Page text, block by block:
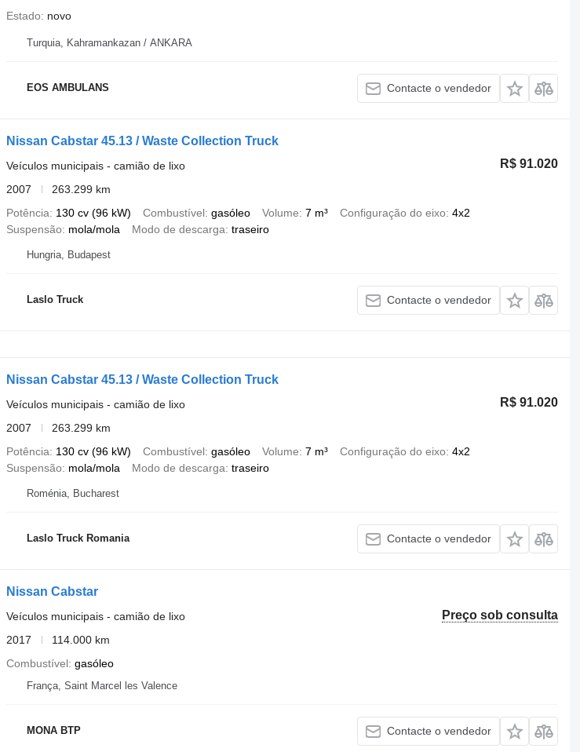
Estado
novo
Turquia, Kahramankazan / ANKARA
EOS AMBULANS Contacte o vendedor
Nissan Cabstar 45.13 / Waste Collection Truck
R$ 91.020
Veículos municipais - camião de lixo
2007
263.299 km
Potência
130 cv (96 kW) Combustível gasóleo Volume 7 m³ Configuração do eixo 4x2
Suspensão
mola/mola Modo de descarga traseiro
Hungria, Budapest
Laslo Truck Contacte o vendedor
Nissan Cabstar 45.13 / Waste Collection Truck
R$ 91.020
Veículos municipais - camião de lixo
2007
263.299 km
Potência
130 cv (96 kW) Combustível gasóleo Volume 7 m³ Configuração do eixo 4x2
Suspensão
mola/mola Modo de descarga traseiro
Roménia, Bucharest
Laslo Truck Romania Contacte o vendedor
Nissan Cabstar
Preço sob consulta
Veículos municipais - camião de lixo
2017
114.000 km
Combustível gasóleo
França, Saint Marcel les Valence
MONA BTP Contacte o vendedor